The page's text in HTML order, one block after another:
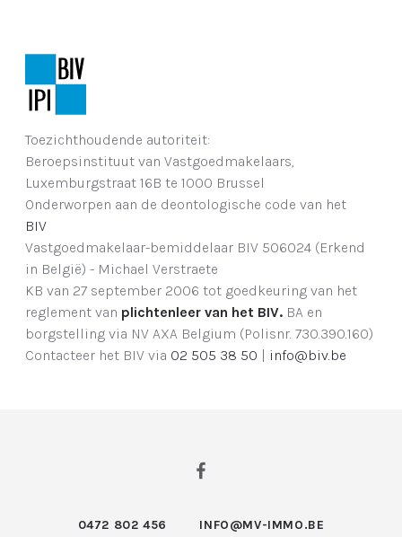
Toezichthoudende autoriteit:
Beroepsinstituut van Vastgoedmakelaars,
Luxemburgstraat 16B te 1000 Brussel
Onderworpen aan de deontologische code van het
BIV
Vastgoedmakelaar-bemiddelaar BIV 506024 (Erkend
in België) - Michael Verstraete
KB van 27 september 2006 tot goedkeuring van het
reglement van plichtenleer van het BIV. BA en
borgstelling via NV AXA Belgium (Polisnr. 730.390.160)
Contacteer het BIV via 02 505 38 50 | info@biv.be
0472 802 456 INFO@MV-IMMO.BE